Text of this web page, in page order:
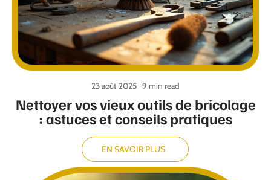
Nettoyer vos vieux outils de bricolage
: astuces et conseils pratiques
23 août 2025 9 min read
EN SAVOIR PLUS